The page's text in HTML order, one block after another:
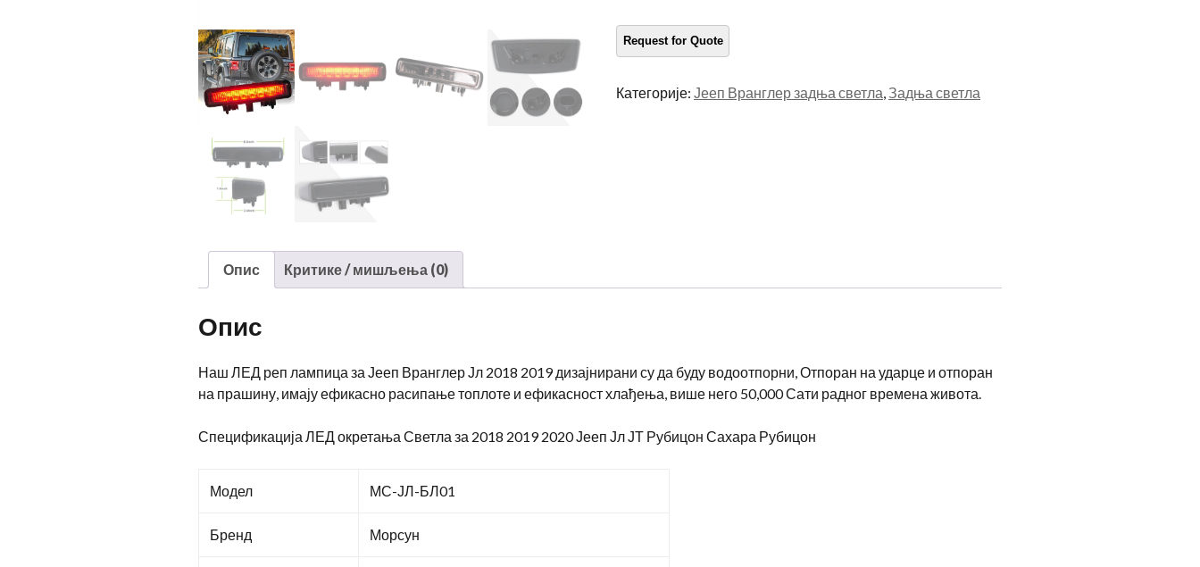
Јееп
Вранглер
2018
Категорије: Јееп Вранглер задња светла, Задња светла
Опис Критике / мишљења (0)
Опис
Наш ЛЕД реп лампица за Јееп Вранглер Јл 2018 2019 дизајнирани су да буду водоотпорни, Отпоран на ударце и отпоран
на прашину, имају ефикасно расипање топлоте и ефикасност хлађења, више него 50,000 Сати радног времена живота.
Спецификација ЛЕД окретања Светла за 2018 2019 2020 Јееп Јл ЈТ Рубицон Сахара Рубицон
Модел МС-ЈЛ-БЛ01
Бренд Морсун